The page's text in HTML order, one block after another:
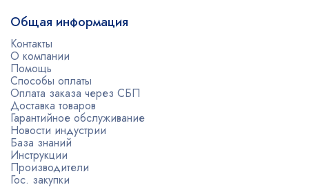
Общая информация
Контакты
О компании
Помощь
Способы оплаты
Оплата заказа через СБП
Доставка товаров
Гарантийное обслуживание
Новости индустрии
База знаний
Инструкции
Производители
Гос. закупки